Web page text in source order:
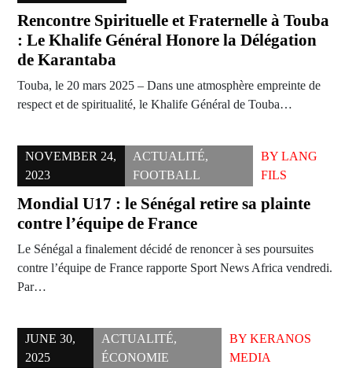
Rencontre Spirituelle et Fraternelle à Touba
: Le Khalife Général Honore la Délégation
de Karantaba
Touba, le 20 mars 2025 – Dans une atmosphère empreinte de
respect et de spiritualité, le Khalife Général de Touba…
NOVEMBER 24,
2023
ACTUALITÉ,
FOOTBALL
BYLANG
FILS
Mondial U17 : le Sénégal retire sa plainte
contre l’équipe de France
Le Sénégal a finalement décidé de renoncer à ses poursuites
contre l’équipe de France rapporte Sport News Africa vendredi.
Par…
JUNE 30,
2025
ACTUALITÉ,
ÉCONOMIE
BYKERANOS
MEDIA